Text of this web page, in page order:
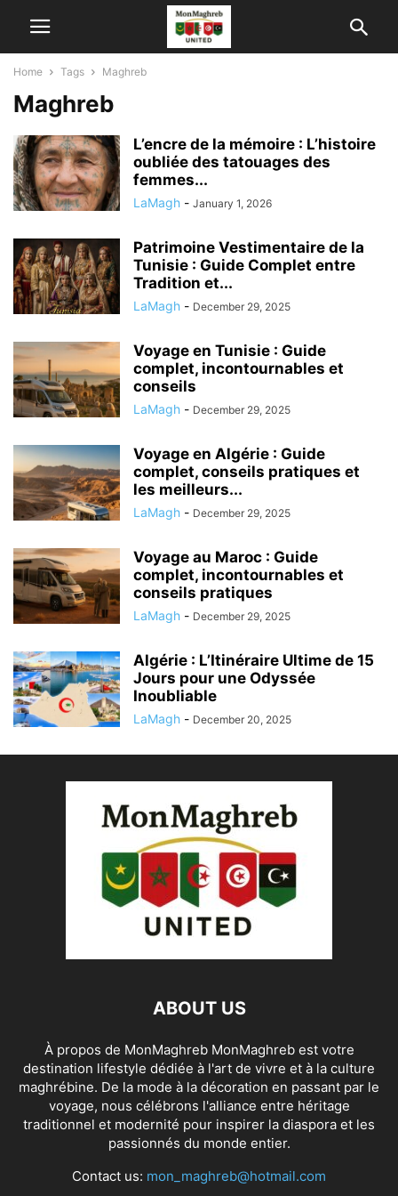
Home Tags Maghreb
Maghreb
L’encre de la mémoire : L’histoire
oubliée des tatouages des
femmes...
LaMagh - January 1, 2026
Patrimoine Vestimentaire de la
Tunisie : Guide Complet entre
Tradition et...
LaMagh - December 29, 2025
Voyage en Tunisie : Guide
complet, incontournables et
conseils
LaMagh - December 29, 2025
Voyage en Algérie : Guide
complet, conseils pratiques et
les meilleurs...
LaMagh - December 29, 2025
Voyage au Maroc : Guide
complet, incontournables et
conseils pratiques
LaMagh - December 29, 2025
Algérie : L’Itinéraire Ultime de 15
Jours pour une Odyssée
Inoubliable
LaMagh - December 20, 2025
ABOUT US
À propos de MonMaghreb MonMaghreb est votre
destination lifestyle dédiée à l'art de vivre et à la culture
maghrébine. De la mode à la décoration en passant par le
voyage, nous célébrons l'alliance entre héritage
traditionnel et modernité pour inspirer la diaspora et les
passionnés du monde entier.
Contact us: mon_maghreb@hotmail.com